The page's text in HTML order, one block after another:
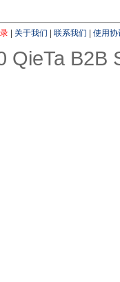
| 关于我们 联系我们 使用协
QieTa B2B